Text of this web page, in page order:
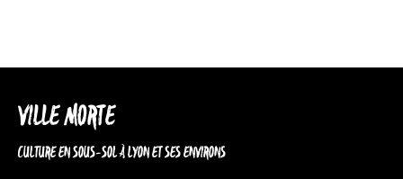
VILLE MORTE
CULTURE EN SOUS-SOL À LYON ET SES ENVIRONS